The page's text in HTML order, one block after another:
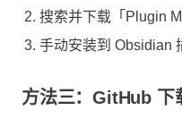
搜索并下载「Plugin
手动安装到 Obsidian
方法三：GitHub 下